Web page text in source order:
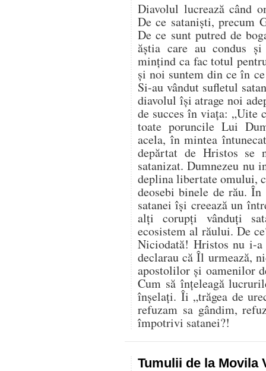
Diavolul lucrează când
De ce sataniști, precum
De ce sunt putred de
ăștia care au condus
mințind ca fac totul
și noi suntem din ce în
Si-au vândut sufletul
diavolul își atrage noi
de succes în viața: „Uite
toate poruncile Lui
acela, în mintea
depărtat de Hristos se
satanizat. Dumnezeu nu
deplina libertate omului,
deosebi binele de rău.
satanei își creează un
alți corupți vânduți
ecosistem al răului. De
Niciodată! Hristos nu i-
declarau că Îl urmează,
apostolilor și oamenilor
Cum să înțeleagă
înșelați. Îi „trăgea de
refuzam sa gândim,
împotrivi satanei?!
Tumulii de la